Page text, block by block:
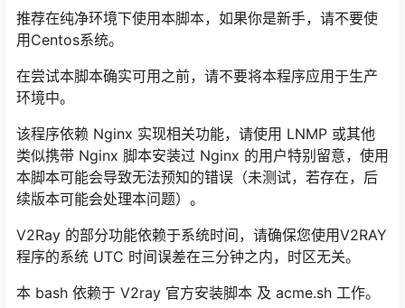
推荐在纯净环境下使用本脚本，如果你是新手，请不要使
用Centos系统。
在尝试本脚本确实可用之前，请不要将本程序应用于生产
环境中。
该程序依赖 Nginx 实现相关功能，请使用 LNMP 或其他
类似携带 Nginx 脚本安装过 Nginx 的用户特别留意，使用
本脚本可能会导致无法预知的错误（未测试，若存在，后
续版本可能会处理本问题）。
V2Ray 的部分功能依赖于系统时间，请确保您使用V2RAY
程序的系统 UTC 时间误差在三分钟之内，时区无关。
本 bash 依赖于 V2ray 官方安装脚本 及 acme.sh 工作。